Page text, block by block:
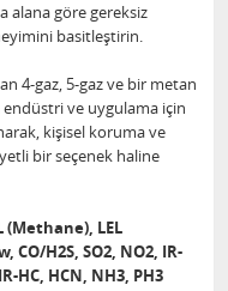
alana göre gereksiz
basitleştirin.
4-gaz, 5-gaz ve bir metan
endüstri ve uygulama için
kişisel koruma ve
bir seçenek haline
(Methane), LEL
CO/H2S, SO2, NO2, IR-
HC, HCN, NH3, PH3